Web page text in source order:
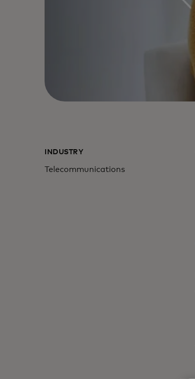
INDUSTRY
Telecommunications